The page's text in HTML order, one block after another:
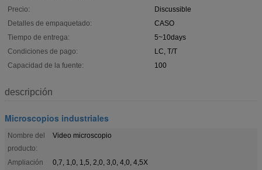
Precio:
Discussible
Detalles de empaquetado:
CASO
Tiempo de entrega:
5~10days
Condiciones de pago:
LC, T/T
Capacidad de la fuente:
100
descripción
Microscopios industriales
Nombre del
producto:
Video microscopio
Ampliación
0,7, 1,0, 1,5, 2,0, 3,0, 4,0, 4,5X